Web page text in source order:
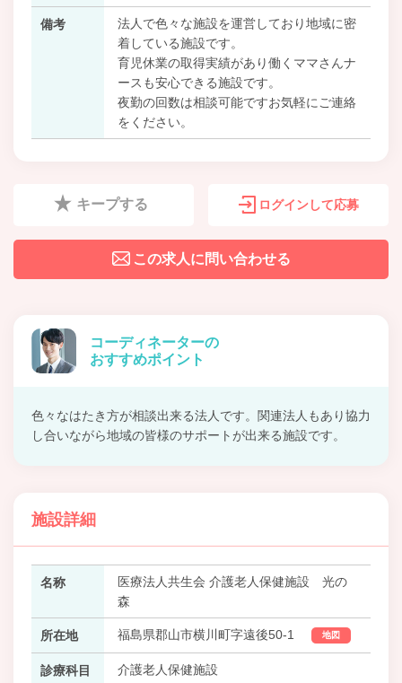
備考
法人で色々な施設を運営しており地域に密
着している施設です。
育児休業の取得実績があり働くママさんナ
ースも安心できる施設です。
夜勤の回数は相談可能ですお気軽にご連絡
をください。
キープする ログインして応募
この求人に問い合わせる
コーディネーターの
おすすめポイント
色々なはたき方が相談出来る法人です。関連法人もあり協力
し合いながら地域の皆様のサポートが出来る施設です。
施設詳細
名称
医療法人共生会 介護老人保健施設 光の
森
所在地 福島県郡山市横川町字遠後50-1 地図
診療科目 介護老人保健施設